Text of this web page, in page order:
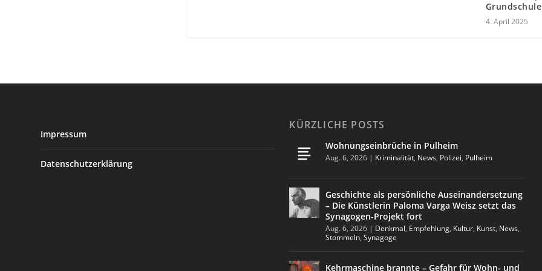
4. April 2025
Impressum
Datenschutzerklärung
KÜRZLICHE POSTS
Wohnungseinbrüche in Pulheim
Aug. 6, 2026 | Kriminalität, News, Polizei, Pulheim
Geschichte als persönliche Auseinandersetzung
– Die Künstlerin Paloma Varga Weisz setzt das
Synagogen-Projekt fort
Aug. 6, 2026 | Denkmal, Empfehlung, Kultur, Kunst, News,
Stommeln,Synagoge
Kehrmaschine brannte – Gefahr für Wohn- und